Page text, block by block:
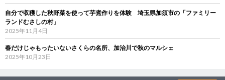
自分で収穫した秋野菜を使って芋煮作りを体験 埼玉県加須市の「ファミリー
ランドむさしの村」
2025年11月4日
春だけじゃもったいないさくらの名所、加治川で秋のマルシェ
2025年10月23日